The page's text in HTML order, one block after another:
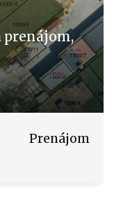
prenájom,
Prenájom